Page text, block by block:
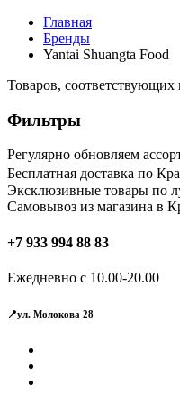
Главная
Бренды
Yantai Shuangta Food
Товаров,
Фильтры
Регулярно обновляем
Бесплатная доставка по
Эксклюзивные товары по
Самовывоз из магазина в
+7 933 994 88 83
Ежедневно с 10.00-20.00
📍ул. Молокова 28